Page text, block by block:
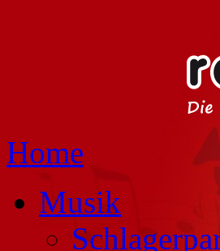
Home
Musik